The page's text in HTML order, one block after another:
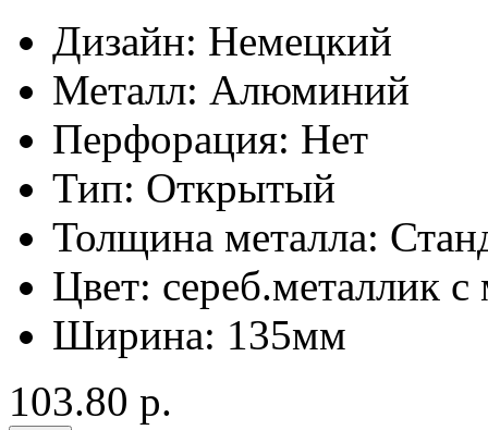
Дизайн: Немецкий
Металл: Алюминий
Перфорация: Нет
Тип: Открытый
Толщина металла:
Цвет: сереб.металлик
Ширина: 135мм
103.80 р.